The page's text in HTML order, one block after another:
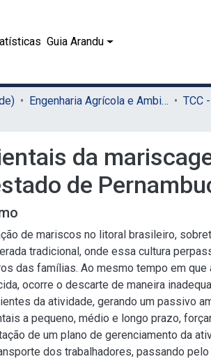
Guia Arandu
Engenharia Agrícola e Ambiental (Sede)
da
de
de mariscos no litoral brasileiro,
tradicional, onde essa cultura
das famílias. Ao mesmo tempo em que
ocorre o descarte de maneira
da atividade, gerando um passivo
a pequeno, médio e longo prazo,
de um plano de gerenciamento da
dos trabalhadores, passando